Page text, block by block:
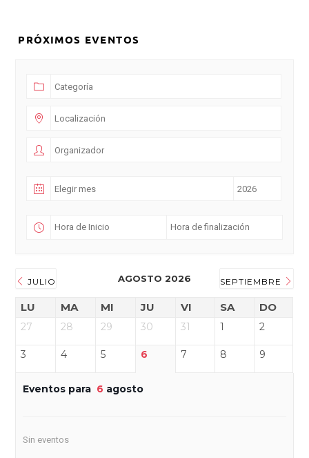
PRÓXIMOS EVENTOS
JULIO AGOSTO 2026 SEPTIEMBRE
LU MA MI JU VI SA DO
27 28 29 30 31 1 2
3 4 5 6 7 8 9
Eventos para 6 agosto
Sin eventos